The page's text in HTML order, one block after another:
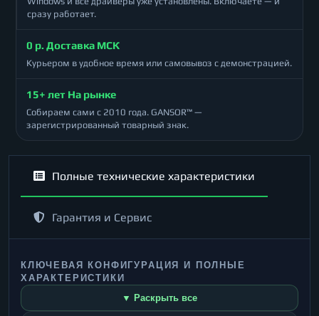
сразу работает.
0 р. Доставка МСК
Курьером в удобное время или самовывоз с демонстрацией.
15+ лет На рынке
Собираем сами с 2010 года. GANSOR™ —
зарегистрированный товарный знак.
Полные технические характеристики
Гарантия и Сервис
КЛЮЧЕВАЯ КОНФИГУРАЦИЯ И ПОЛНЫЕ
ХАРАКТЕРИСТИКИ
▼ Раскрыть все